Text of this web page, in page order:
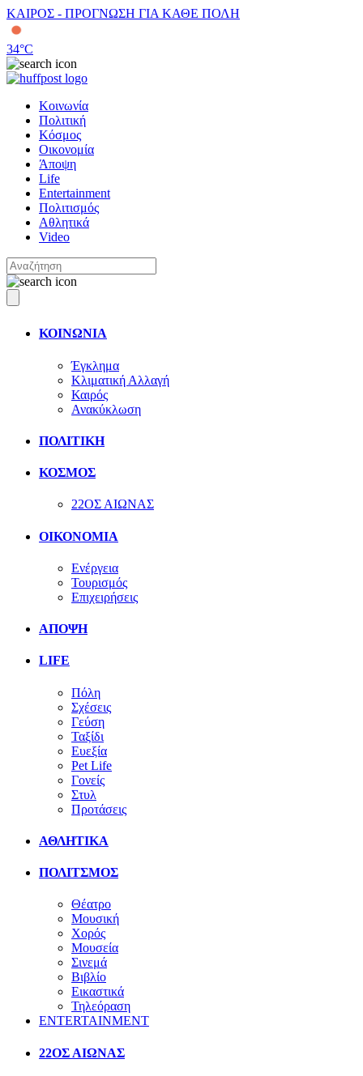
ΚΑΙΡΟΣ - ΠΡΟΓΝΩΣΗ ΓΙΑ ΚΑΘΕ ΠΟΛΗ
34°C
Κοινωνία
Πολιτική
Κόσμος
Οικονομία
Άποψη
Life
Entertainment
Πολιτισμός
Αθλητικά
Video
ΚΟΙΝΩΝΙΑ
Έγκλημα
Κλιματική Αλλαγή
Καιρός
Ανακύκλωση
ΠΟΛΙΤΙΚΗ
ΚΟΣΜΟΣ
22ΟΣ ΑΙΩΝΑΣ
ΟΙΚΟΝΟΜΙΑ
Ενέργεια
Τουρισμός
Επιχειρήσεις
ΑΠΟΨΗ
LIFE
Πόλη
Σχέσεις
Γεύση
Ταξίδι
Ευεξία
Pet Life
Γονείς
Στυλ
Προτάσεις
ΑΘΛΗΤΙΚΑ
ΠΟΛΙΤΣΜΟΣ
Θέατρο
Μουσική
Χορός
Μουσεία
Σινεμά
Βιβλίο
Εικαστικά
Τηλεόραση
ENTERTAINMENT
22ΟΣ ΑΙΩΝΑΣ